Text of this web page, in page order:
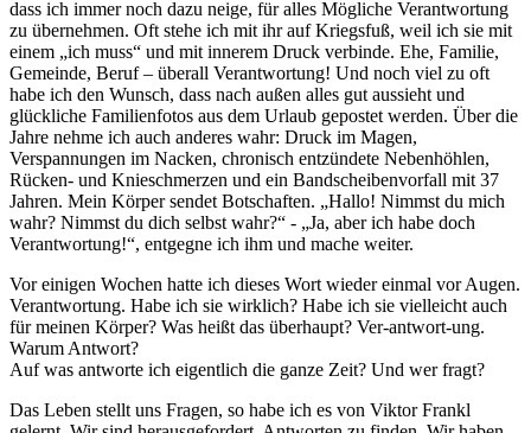
dass ich immer noch dazu neige, für alles Mögliche Verantwortung
zu übernehmen. Oft stehe ich mit ihr auf Kriegsfuß, weil ich sie mit
einem „ich muss“ und mit innerem Druck verbinde. Ehe, Familie,
Gemeinde, Beruf – überall Verantwortung! Und noch viel zu oft
habe ich den Wunsch, dass nach außen alles gut aussieht und
glückliche Familienfotos aus dem Urlaub gepostet werden. Über die
Jahre nehme ich auch anderes wahr: Druck im Magen,
Verspannungen im Nacken, chronisch entzündete Nebenhöhlen,
Rücken- und Knieschmerzen und ein Bandscheibenvorfall mit 37
Jahren. Mein Körper sendet Botschaften. „Hallo! Nimmst du mich
wahr? Nimmst du dich selbst wahr?“ - „Ja, aber ich habe doch
Verantwortung!“, entgegne ich ihm und mache weiter.
Vor einigen Wochen hatte ich dieses Wort wieder einmal vor Augen.
Verantwortung. Habe ich sie wirklich? Habe ich sie vielleicht auch
für meinen Körper? Was heißt das überhaupt? Ver-antwort-ung.
Warum Antwort?
Auf was antworte ich eigentlich die ganze Zeit? Und wer fragt?
Das Leben stellt uns Fragen, so habe ich es von Viktor Frankl